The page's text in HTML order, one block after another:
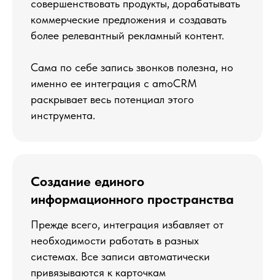
совершенствовать продукты, дорабатывать
коммерческие предложения и создавать
более релевантный рекламный контент.
Сама по себе запись звонков полезна, но
именно ее интеграция с amoCRM
раскрывает весь потенциал этого
инструмента.
Создание единого
информационного пространства
Прежде всего, интеграция избавляет от
необходимости работать в разных
системах. Все записи автоматически
привязываются к карточкам
Подробное описание тарифов и
калькулятор стоимости
Сколько стоит amoCRM?